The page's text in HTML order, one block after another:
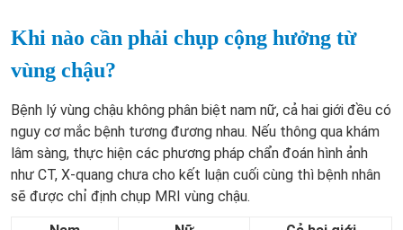
Khi nào cần phải chụp cộng hưởng từ
vùng chậu?
Bệnh lý vùng chậu không phân biệt nam nữ, cả hai giới đều có
nguy cơ mắc bệnh tương đương nhau. Nếu thông qua khám
lâm sàng, thực hiện các phương pháp chẩn đoán hình ảnh
như CT, X-quang chưa cho kết luận cuối cùng thì bệnh nhân
sẽ được chỉ định chụp MRI vùng chậu.